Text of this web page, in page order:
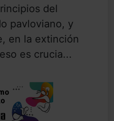
del
pavloviano, y
en la extinción
es crucia...